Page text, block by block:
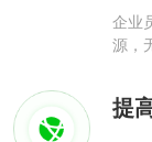
企业
源，
提